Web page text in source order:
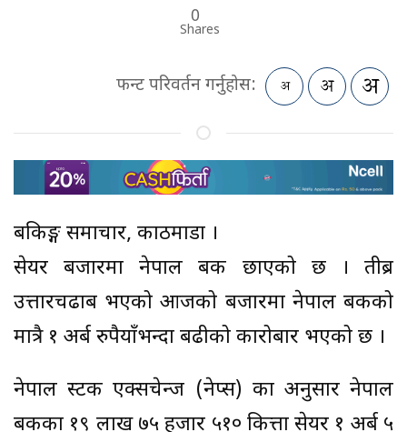
0
Shares
फन्ट परिवर्तन गर्नुहोस:
बैंकिङ्ग समाचार, काठमाडौं ।
सेयर बजारमा नेपाल बैंक छाएको छ । तीब्र
उत्तारचढाब भएको आजको बजारमा नेपाल बैंकको
मात्रै १ अर्ब रुपैयाँभन्दा बढीको कारोबार भएको छ ।
नेपाल स्टक एक्सचेन्ज (नेप्स) का अनुसार नेपाल
बैंकका १९ लाख ७५ हजार ५१० कित्ता सेयर १ अर्ब ५